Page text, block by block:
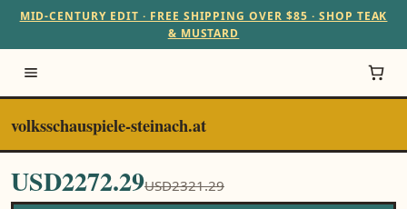
MID-CENTURY EDIT · FREE SHIPPING OVER $85 · SHOP TEAK
& MUSTARD
volksschauspiele-steinach.at
USD2272.29USD2321.29